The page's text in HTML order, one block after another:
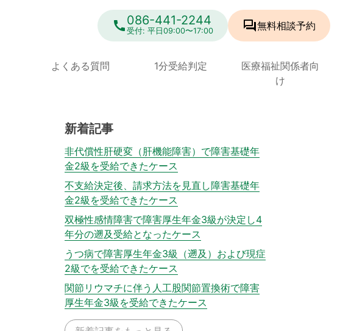
call086-441-2244
受付: 平日09:00〜17:00 forum無料相談予約
よくある質問 1分受給判定
医療福祉関係者向
け
新着記事
非代償性肝硬変（肝機能障害）で障害基礎年
金2級を受給できたケース
不支給決定後、請求方法を見直し障害基礎年
金2級を受給できたケース
双極性感情障害で障害厚生年金3級が決定し4
年分の遡及受給となったケース
うつ病で障害厚生年金3級（遡及）および現症
2級でを受給できたケース
関節リウマチに伴う人工股関節置換術で障害
厚生年金3級を受給できたケース